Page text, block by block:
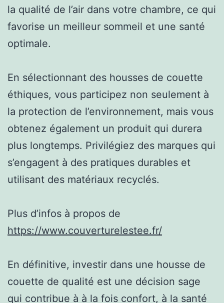
la qualité de l’air dans votre chambre, ce qui
favorise un meilleur sommeil et une santé
optimale.
En sélectionnant des housses de couette
éthiques, vous participez non seulement à
la protection de l’environnement, mais vous
obtenez également un produit qui durera
plus longtemps. Privilégiez des marques qui
s’engagent à des pratiques durables et
utilisant des matériaux recyclés.
Plus d’infos à propos de
https://www.couverturelestee.fr/
En définitive, investir dans une housse de
couette de qualité est une décision sage
qui contribue à à la fois confort, à la santé